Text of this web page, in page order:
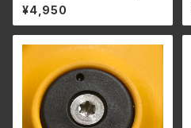
LK [390g] ※写真のカッターナ
イフは付属しません。
¥4,950